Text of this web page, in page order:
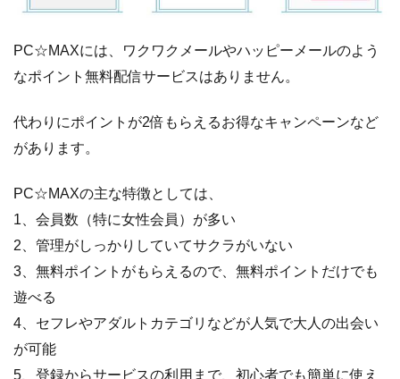
テ
プ
4.5 ア
サ
ー
4.6 エ
ピ
ー
ド
4.7
ぶ
ぶ
PC☆MAXには、ワクワクメールやハッピーメールのよう
なポイント無料配信サービスはありません。
代わりにポイントが2倍もらえるお得なキャンペーンなど
があります。
PC☆MAXの主な特徴としては、
1、会員数（特に女性会員）が多い
2、管理がしっかりしていてサクラがいない
3、無料ポイントがもらえるので、無料ポイントだけでも
遊べる
4、セフレやアダルトカテゴリなどが人気で大人の出会い
が可能
5、登録からサービスの利用まで、初心者でも簡単に使え